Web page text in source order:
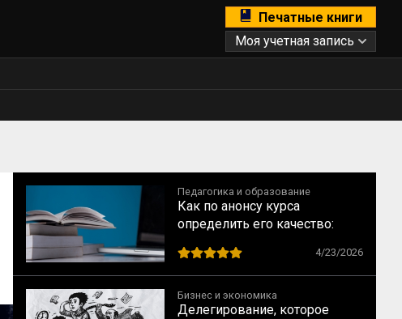
Печатные книги
Моя учетная запись
Педагогика и образование
Как по анонсу курса
определить его качество:
4/23/2026
Бизнес и экономика
Делегирование, которое